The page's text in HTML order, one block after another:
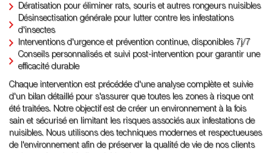
Dératisation pour éliminer rats, souris et autres rongeurs nuisibles
Désinsectisation générale pour lutter contre les infestations
d'insectes
Interventions d'urgence et prévention continue, disponibles 7j/7
Conseils personnalisés et suivi post-intervention pour garantir une
efficacité durable
Chaque intervention est précédée d'une analyse complète et suivie
d'un bilan détaillé pour s'assurer que toutes les zones à risque ont
été traitées. Notre objectif est de créer un environnement à la fois
sain et sécurisé en limitant les risques associés aux infestations de
nuisibles. Nous utilisons des techniques modernes et respectueuses
de l'environnement afin de préserver la qualité de vie de nos clients